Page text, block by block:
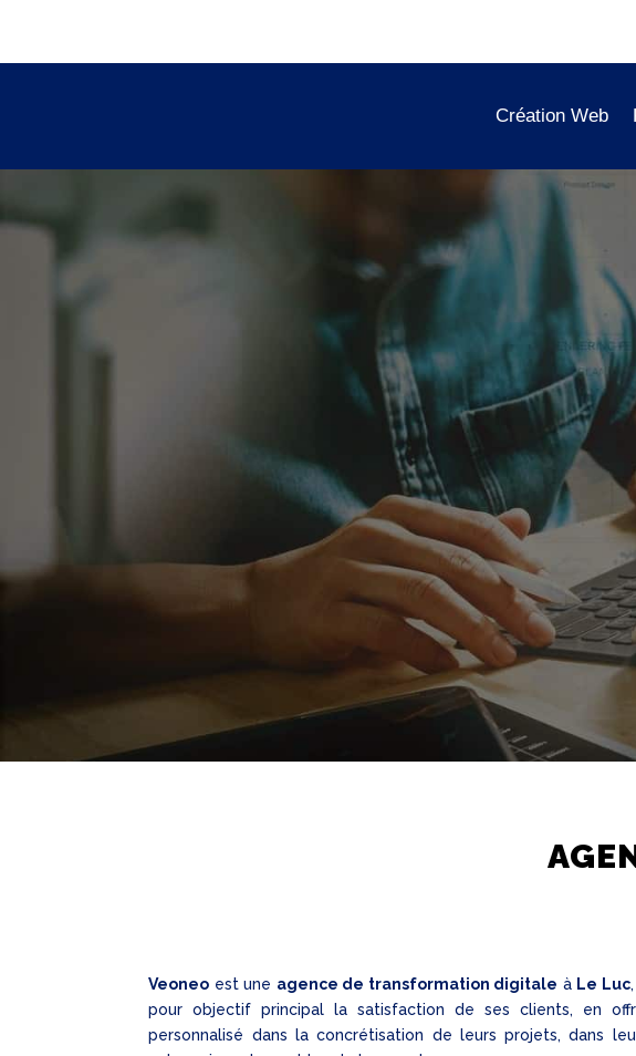
Création Web
Veoneo est une agence de transformation digitale à Le Luc
pour objectif principal la satisfaction de ses clients, en
personnalisé dans la concrétisation de leurs projets, dans